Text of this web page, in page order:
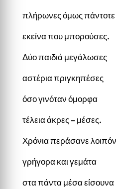
πλήρωνες όμως πάντοτε
εκείνα που μπορούσες.
Δύο παιδιά μεγάλωσες
αστέρια πριγκηπέσες
όσο γινόταν όμορφα
τέλεια άκρες – μέσες.
Χρόνια περάσανε λοιπόν
γρήγορα και γεμάτα
στα πάντα μέσα είσουνα